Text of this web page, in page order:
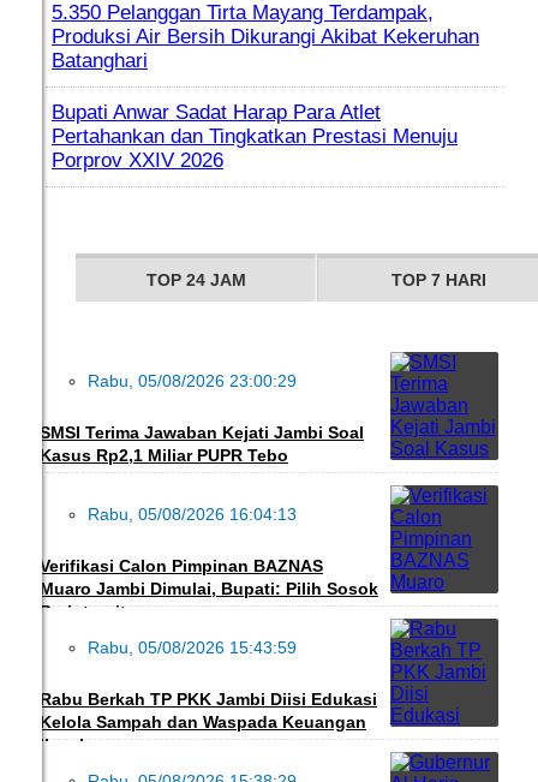
5.350 Pelanggan Tirta Mayang Terdampak,
Produksi Air Bersih Dikurangi Akibat Kekeruhan
Batanghari
Bupati Anwar Sadat Harap Para Atlet
Pertahankan dan Tingkatkan Prestasi Menuju
Porprov XXIV 2026
TOP 24 JAM TOP 7 HARI
DAERAH
Rabu, 05/08/2026 23:00:29
SMSI Terima Jawaban Kejati Jambi Soal
Kasus Rp2,1 Miliar PUPR Tebo
DAERAH
Rabu, 05/08/2026 16:04:13
Verifikasi Calon Pimpinan BAZNAS
Muaro Jambi Dimulai, Bupati: Pilih Sosok
Berintegritas
PEDULI
Rabu, 05/08/2026 15:43:59
Rabu Berkah TP PKK Jambi Diisi Edukasi
Kelola Sampah dan Waspada Keuangan
Ilegal